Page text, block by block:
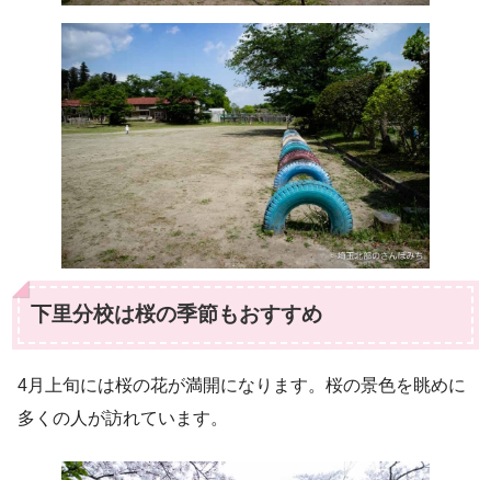
下里分校は桜の季節もおすすめ
4月上旬には桜の花が満開になります。桜の景色を眺めに
多くの人が訪れています。